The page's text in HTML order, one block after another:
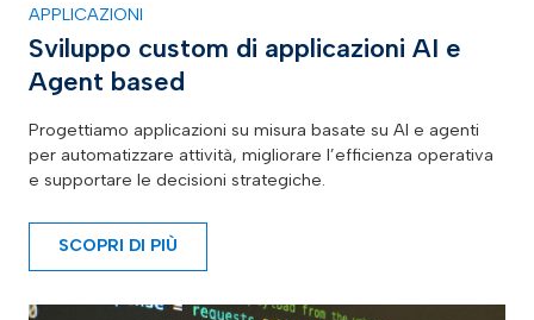
APPLICAZIONI
Sviluppo custom di applicazioni AI e
Agent based
Progettiamo applicazioni su misura basate su AI e agenti
per automatizzare attività, migliorare l’efficienza operativa
e supportare le decisioni strategiche.
SCOPRI DI PIÙ